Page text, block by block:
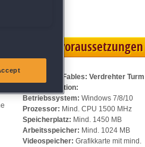
Systemvoraussetzungen
Für Cursed Fables: Verdrehter Turm
Sammleredition:
Betriebssystem: Windows 7/8/10
Prozessor: Mind. CPU 1500 MHz
Speicherplatz: Mind. 1450 MB
Arbeitsspeicher: Mind. 1024 MB
Videospeicher: Grafikkarte mit mind.